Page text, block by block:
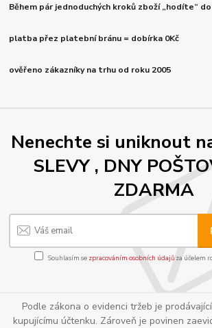
Během pár jednoduchých kroků zboží „hodíte“
platba přez platební bránu = dobírka 0Kč
ověřeno zákazníky na trhu od roku 2005
Nenechte si uniknout
SLEVY , DNY
ZDARMA
Souhlasím se zpracováním osobních údajůza účelem
Podle zákona o evidenci tržeb je
kupujícímu účtenku. Zároveň je povinen